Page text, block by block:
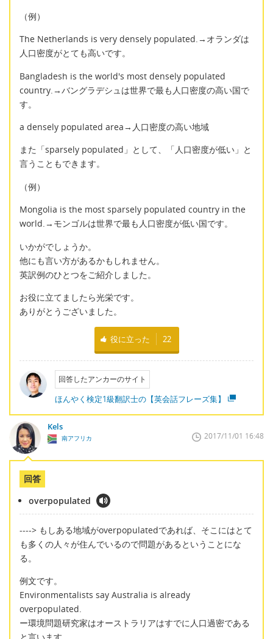
（例）
The Netherlands is very densely populated.→オランダは
人口密度がとても高いです。
Bangladesh is the world's most densely populated
country.→バングラデシュは世界で最も人口密度の高い国で
す。
a densely populated area→人口密度の高い地域
また「sparsely populated」として、「人口密度が低い」と
言うこともできます。
（例）
Mongolia is the most sparsely populated country in the
world.→モンゴルは世界で最も人口密度が低い国です。
いかがでしょうか。
他にも言い方があるかもしれません。
英訳例のひとつをご紹介しました。
お役に立てましたら光栄です。
ありがとうございました。
役に立った 22
回答したアンカーのサイト
ほんやく検定1級翻訳士の【英会話フレーズ集】
Kels
南アフリカ 2017/11/01 16:48
回答
overpopulated
----> もしある地域がoverpopulatedであれば、そこにはとて
も多くの人々が住んでいるので問題があるということにな
る。
例文です。
Environmentalists say Australia is already
overpopulated.
ー環境問題研究家はオーストラリアはすでに人口過密である